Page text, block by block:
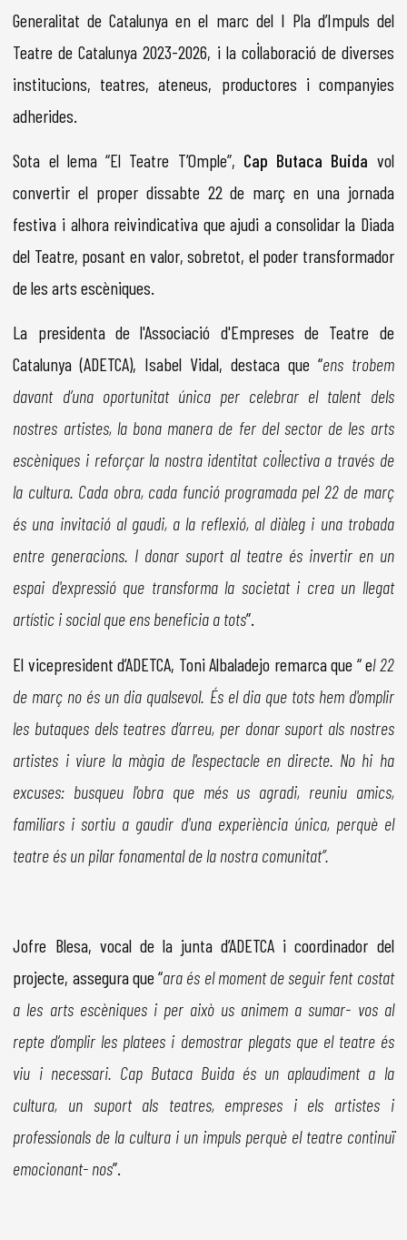
Generalitat de Catalunya en el marc del I Pla d’Impuls del
Teatre de Catalunya 2023-2026, i la col·laboració de diverses
institucions, teatres, ateneus, productores i companyies
adherides.
Sota el lema “El Teatre T’Omple”, Cap Butaca Buida vol
convertir el proper dissabte 22 de març en una jornada
festiva i alhora reivindicativa que ajudi a consolidar la Diada
del Teatre, posant en valor, sobretot, el poder transformador
de les arts escèniques.
La presidenta de l'Associació d'Empreses de Teatre de
Catalunya (ADETCA), Isabel Vidal, destaca que “ens trobem
davant d’una oportunitat única per celebrar el talent dels
nostres artistes, la bona manera de fer del sector de les arts
escèniques i reforçar la nostra identitat col·lectiva a través de
la cultura. Cada obra, cada funció programada pel 22 de març
és una invitació al gaudi, a la reflexió, al diàleg i una trobada
entre generacions. I donar suport al teatre és invertir en un
espai d'expressió que transforma la societat i crea un llegat
artístic i social que ens beneficia a tots”.
El vicepresident d’ADETCA, Toni Albaladejo remarca que “ el 22
de març no és un dia qualsevol. És el dia que tots hem d'omplir
les butaques dels teatres d’arreu, per donar suport als nostres
artistes i viure la màgia de l'espectacle en directe. No hi ha
excuses: busqueu l'obra que més us agradi, reuniu amics,
familiars i sortiu a gaudir d'una experiència única, perquè el
teatre és un pilar fonamental de la nostra comunitat”.
Jofre Blesa, vocal de la junta d’ADETCA i coordinador del
projecte, assegura que “ara és el moment de seguir fent costat
a les arts escèniques i per això us animem a sumar- vos al
repte d’omplir les platees i demostrar plegats que el teatre és
viu i necessari. Cap Butaca Buida és un aplaudiment a la
cultura, un suport als teatres, empreses i els artistes i
professionals de la cultura i un impuls perquè el teatre continuï
emocionant- nos”.